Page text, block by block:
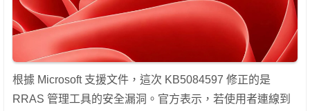
根據 Microsoft 支援文件，這次 KB5084597 修正的是
RRAS 管理工具的安全漏洞。官方表示，若使用者連線到